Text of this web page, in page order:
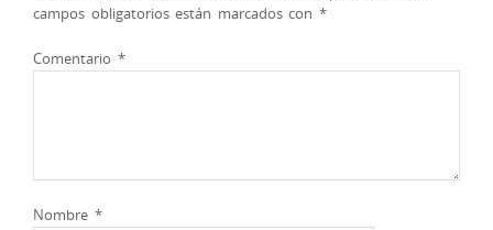
campos obligatorios están marcados con *
Comentario *
Nombre *